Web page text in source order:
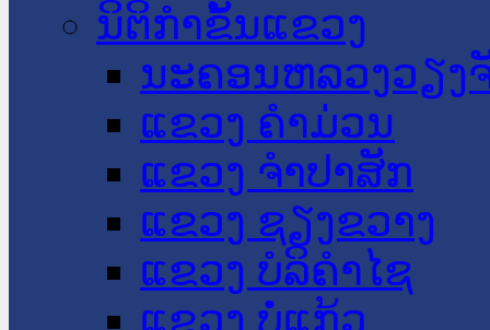
ນິຕິກໍາຂັ້ນແຂວງ
ນະ​ຄອນ​ຫລວງວຽງ
ແຂວງ ຄໍາມ່ວນ
ແຂວງ ຈໍາປາສັກ
ແຂວງ ຊຽງຂວາງ
ແຂວງ ບໍລິຄໍາໄຊ
ແຂວງ ບໍ່ແກ້ວ